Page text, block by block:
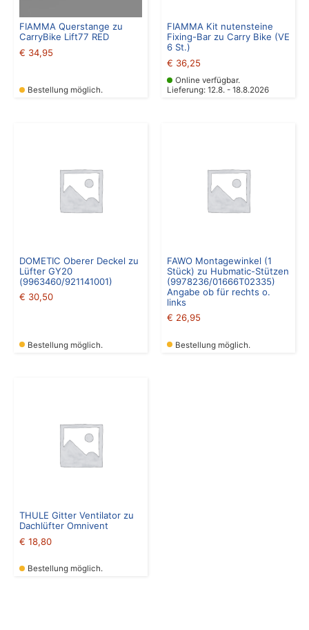
FIAMMA Querstange zu
CarryBike Lift77 RED
€ 34,95
Bestellung möglich.
FIAMMA Kit nutensteine
Fixing-Bar zu Carry Bike (VE
6 St.)
€ 36,25
Online verfügbar.
Lieferung: 12.8. - 18.8.2026
DOMETIC Oberer Deckel zu
Lüfter GY20
(9963460/921141001)
€ 30,50
Bestellung möglich.
FAWO Montagewinkel (1
Stück) zu Hubmatic-Stützen
(9978236/01666T02335)
Angabe ob für rechts o.
links
€ 26,95
Bestellung möglich.
THULE Gitter Ventilator zu
Dachlüfter Omnivent
€ 18,80
Bestellung möglich.